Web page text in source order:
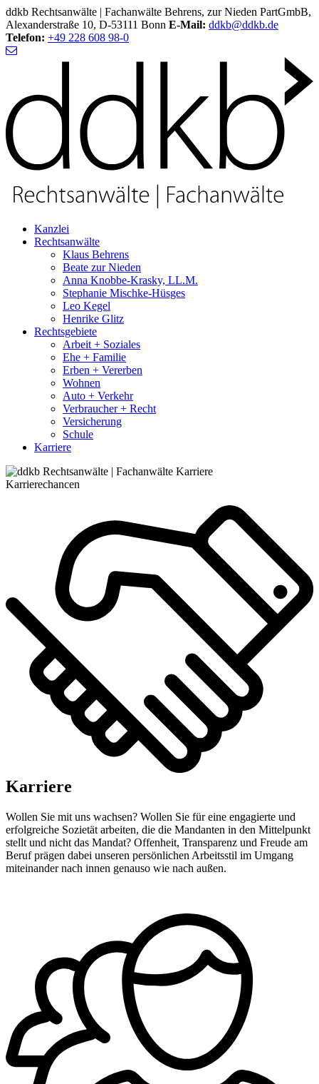
ddkb Rechtsanwälte | Fachanwälte Behrens, zur Nieden PartGmbB,
Alexanderstraße 10, D-53111 Bonn E-Mail: ddkb@ddkb.de
Telefon: +49 228 608 98-0
Kanzlei
Rechtsanwälte
Klaus Behrens
Beate zur Nieden
Anna Knobbe-Krasky, LL.M.
Stephanie Mischke-Hüsges
Leo Kegel
Henrike Glitz
Rechtsgebiete
Arbeit + Soziales
Ehe + Familie
Erben + Vererben
Wohnen
Auto + Verkehr
Verbraucher + Recht
Versicherung
Schule
Karriere
Karrierechancen
Karriere
Wollen Sie mit uns wachsen? Wollen Sie für eine engagierte und
erfolgreiche Sozietät arbeiten, die die Mandanten in den Mittelpunkt
stellt und nicht das Mandat? Offenheit, Transparenz und Freude am
Beruf prägen dabei unseren persönlichen Arbeitsstil im Umgang
miteinander nach innen genauso wie nach außen.